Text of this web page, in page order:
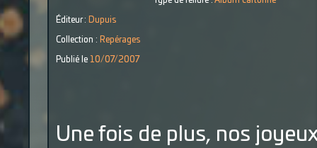
Éditeur : Dupuis
Collection : Repérages
Publié le 10/07/2007
Une fois de plus, nos